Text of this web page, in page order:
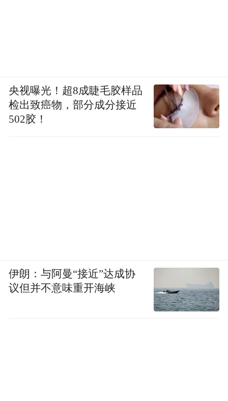
央视曝光！超8成睫毛胶样品
检出致癌物，部分成分接近
502胶！
伊朗：与阿曼“接近”达成协
议但并不意味重开海峡